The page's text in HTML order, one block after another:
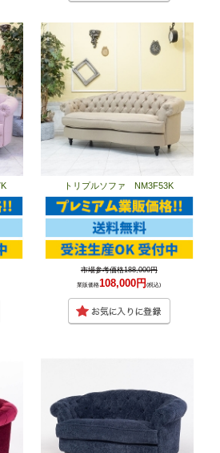
トリプルソファ NM3F53K
市場参考価格188,000円
業販価格108,000円(税込)